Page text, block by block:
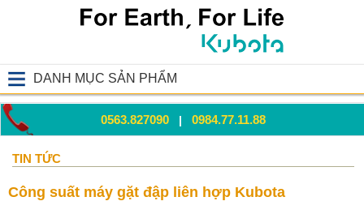
DANH MỤC SẢN PHẨM
0563.827090| 0984.77.11.88
TIN TỨC
Công suất máy gặt đập liên hợp Kubota